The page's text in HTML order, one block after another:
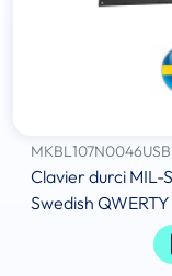
MKBL107N0046USB
Clavier durci MIL-
Swedish QWERTY